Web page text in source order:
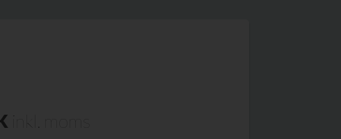
inkl. moms